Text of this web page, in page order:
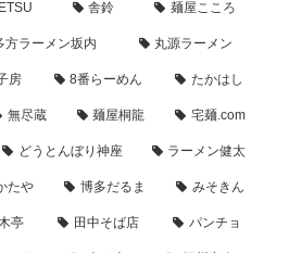
舎鈴 麺屋こころ
方ラーメン坂内 丸源ラーメン
房 8番らーめん たかはし
無尽蔵 麺屋桐龍 宅麺.com
どうとんぼり神座 ラーメン健太
たや 博多だるま みそきん
亭 田中そば店 パンチョ